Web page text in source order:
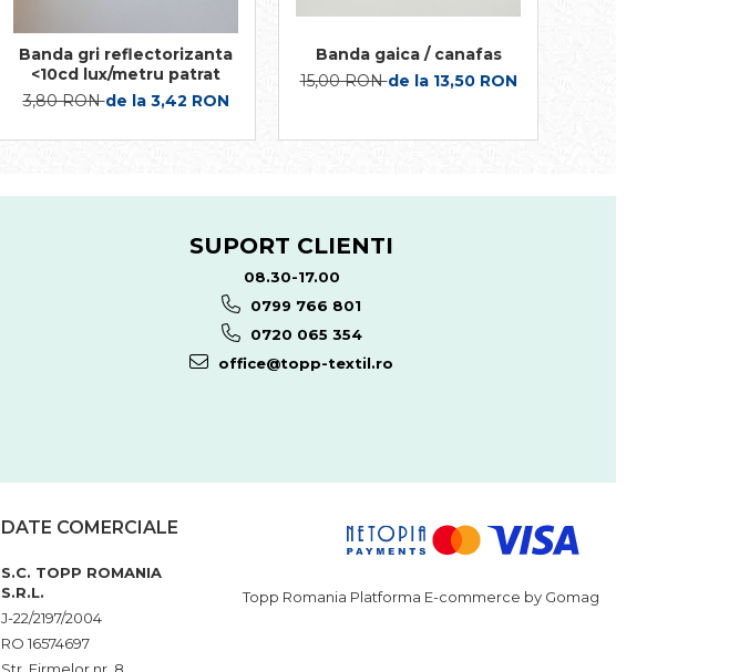
Banda gri reflectorizanta
<10cd lux/metru patrat
3,80 RONde la 3,42 RON
Banda gaica / canafas
15,00 RONde la 13,50 RON
SUPORT CLIENTI
08.30-17.00
0799 766 801
0720 065 354
office@topp-textil.ro
DATE COMERCIALE
S.C. TOPP ROMANIA
S.R.L.
J-22/2197/2004
RO 16574697
Topp Romania Platforma E-commerce by Gomag